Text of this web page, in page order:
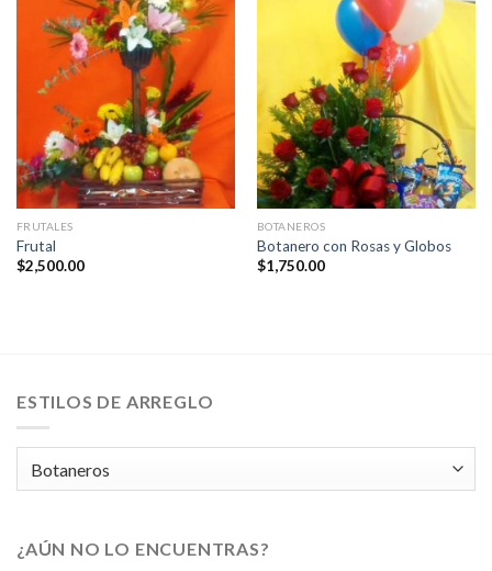
FRUTALES
Frutal
$2,500.00
BOTANEROS
Botanero con Rosas y Globos
$1,750.00
ESTILOS DE ARREGLO
¿AÚN NO LO ENCUENTRAS?